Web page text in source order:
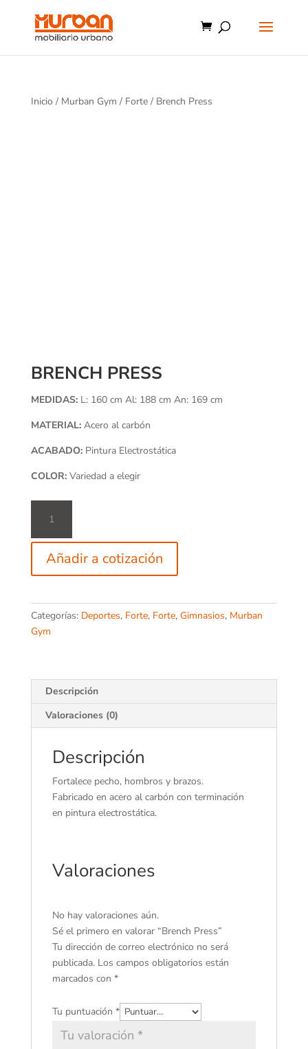
Inicio / Murban Gym / Forte/ Brench Press
BRENCH PRESS
MEDIDAS: L: 160 cm Al: 188 cm An: 169 cm
MATERIAL:Acero al carbón
ACABADO: Pintura Electrostática
COLOR:Variedad a elegir
Press
cantidad
Añadir a cotización
Categorías: Deportes, Forte, Forte, Gimnasios, Murban
Gym
Descripción
Valoraciones (0)
Descripción
Fortalece pecho, hombros y brazos.
Fabricado en acero al carbón con terminación
en pintura electrostática.
Valoraciones
No hay valoraciones aún.
Sé el primero en valorar “Brench Press”
Tu dirección de correo electrónico no será
publicada. Los campos obligatorios están
marcados con *
Tu puntuación *